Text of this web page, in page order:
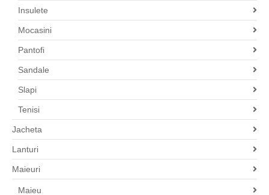
Insulete
Mocasini
Pantofi
Sandale
Slapi
Tenisi
Jacheta
Lanturi
Maieuri
Maieu